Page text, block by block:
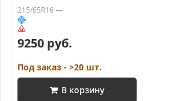
215/65R16 —
9250 руб.
Под заказ - >20 шт.
В корзину